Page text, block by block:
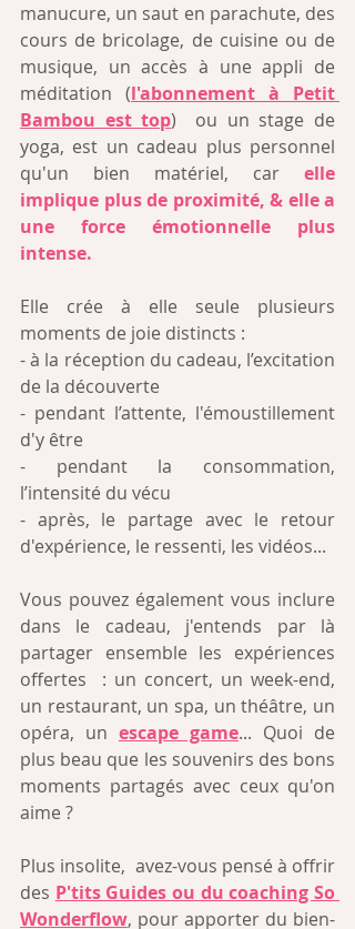
manucure, un saut en parachute, des
cours de bricolage, de cuisine ou de
musique, un accès à une appli de
méditation (l'abonnement à Petit
Bambou est top)  ou un stage de
yoga, est un cadeau plus personnel
qu'un bien matériel, car elle
implique plus de proximité, & elle a
une force émotionnelle plus
intense.
Elle crée à elle seule plusieurs
moments de joie distincts :
- à la réception du cadeau, l’excitation
de la découverte
- pendant l’attente, l'émoustillement
d'y être
- pendant la consommation,
l’intensité du vécu
- après, le partage avec le retour
d'expérience, le ressenti, les vidéos...
Vous pouvez également vous inclure
dans le cadeau, j'entends par là
partager ensemble les expériences
offertes  : un concert, un week-end,
un restaurant, un spa, un théâtre, un
opéra, un escape game... Quoi de
plus beau que les souvenirs des bons
moments partagés avec ceux qu'on
aime ?
Plus insolite,  avez-vous pensé à offrir
des P'tits Guides ou du coaching So
Wonderflow, pour apporter du bien-